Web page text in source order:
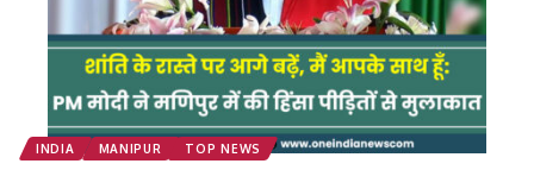
INDIA MANIPUR TOP NEWS